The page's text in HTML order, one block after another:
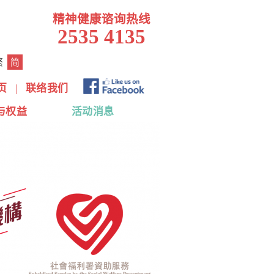
精神健康谘询热线
2535 4135
简
| 联络我们
权益 活动消息